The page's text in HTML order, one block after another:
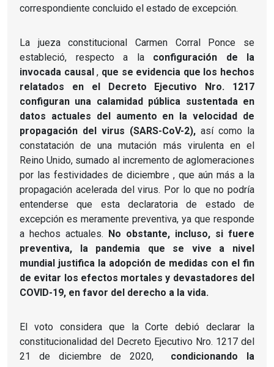
correspondiente concluido el estado de excepción.
La jueza constitucional Carmen Corral Ponce se
estableció, respecto a la configuración de la
invocada causal, que se evidencia que los hechos
relatados en el Decreto Ejecutivo Nro. 1217
configuran una calamidad pública sustentada en
datos actuales del aumento en la velocidad de
propagación del virus (SARS-CoV-2), así como la
constatación de una mutación más virulenta en el
Reino Unido, sumado al incremento de aglomeraciones
por las festividades de diciembre , que aún más a la
propagación acelerada del virus. Por lo que no podría
entenderse que esta declaratoria de estado de
excepción es meramente preventiva, ya que responde
a hechos actuales. No obstante, incluso, si fuere
preventiva, la pandemia que se vive a nivel
mundial justifica la adopción de medidas con el fin
de evitar los efectos mortales y devastadores del
COVID-19, en favor del derecho a la vida.
El voto considera que la Corte debió declarar la
constitucionalidad del Decreto Ejecutivo Nro. 1217 del
21 de diciembre de 2020, condicionando la